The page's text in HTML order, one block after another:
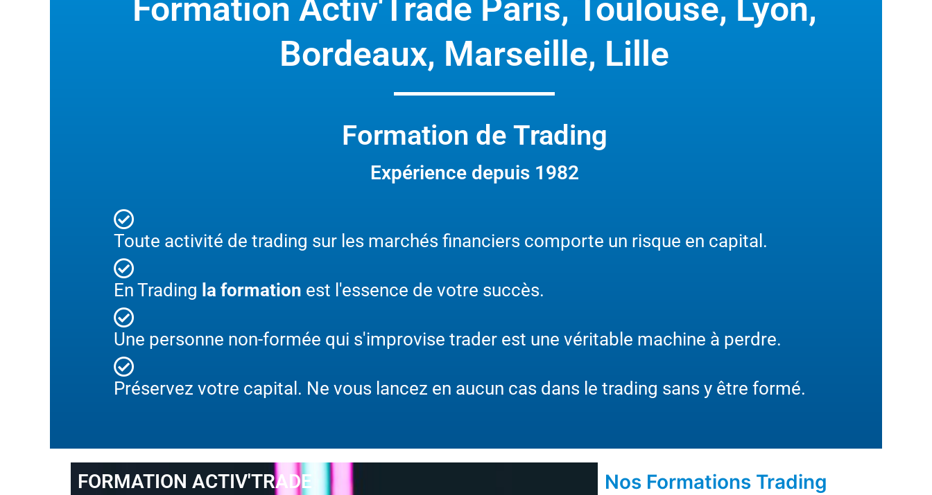
Formation Activ'Trade Paris, Toulouse, Lyon,
Bordeaux, Marseille, Lille
Formation de Trading
Expérience depuis 1982
Toute activité de trading sur les marchés financiers comporte un risque en capital.
En Trading la formation est l'essence de votre succès.
Une personne non-formée qui s'improvise trader est une véritable machine à perdre.
Préservez votre capital. Ne vous lancez en aucun cas dans le trading sans y être formé.
FORMATION ACTIV'TRADE Nos Formations Trading